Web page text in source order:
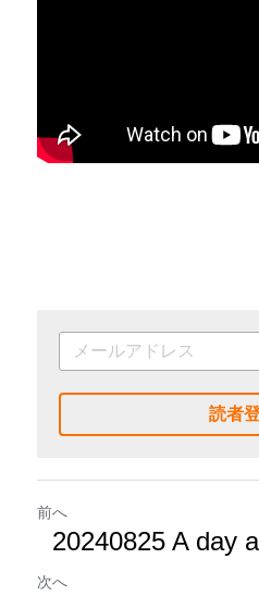
読者
前へ
20240825 A day
次へ